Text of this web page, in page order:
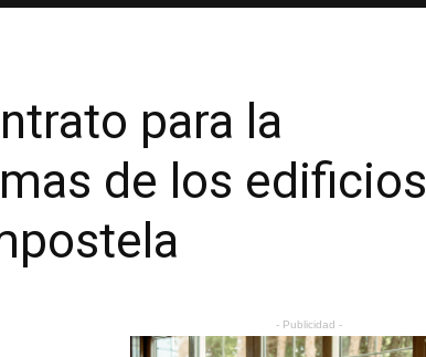
para la
de los edificios
- Publicidad -